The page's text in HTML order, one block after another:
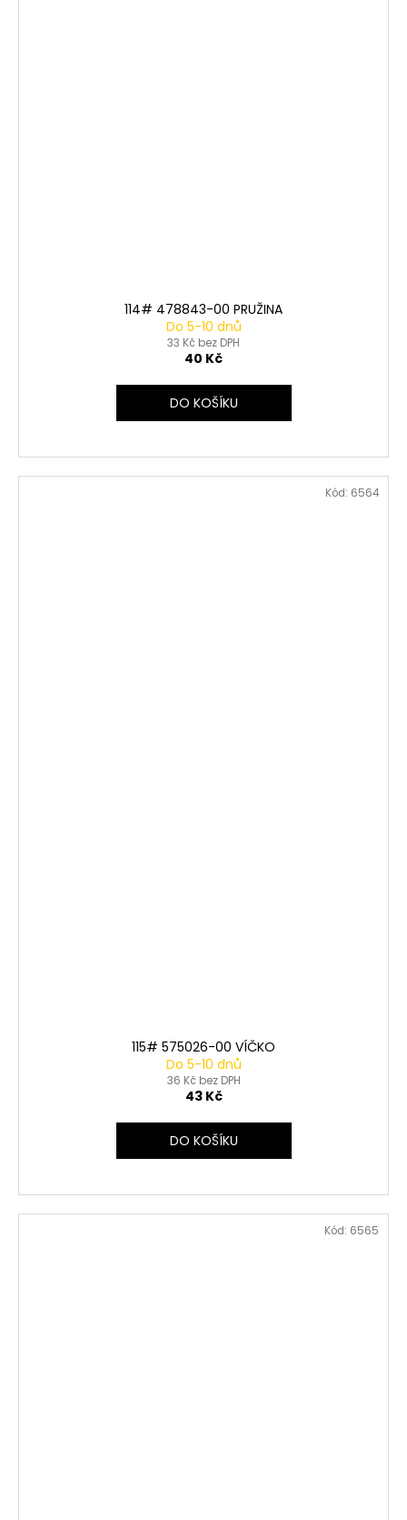
114# 478843-00 PRUŽINA
Do 5-10 dnů
33 Kč bez DPH
40 Kč
DO KOŠÍKU
115# 575026-00 VÍČKO
Do 5-10 dnů
36 Kč bez DPH
43 Kč
DO KOŠÍKU
Kód: 6564
Kód: 6565